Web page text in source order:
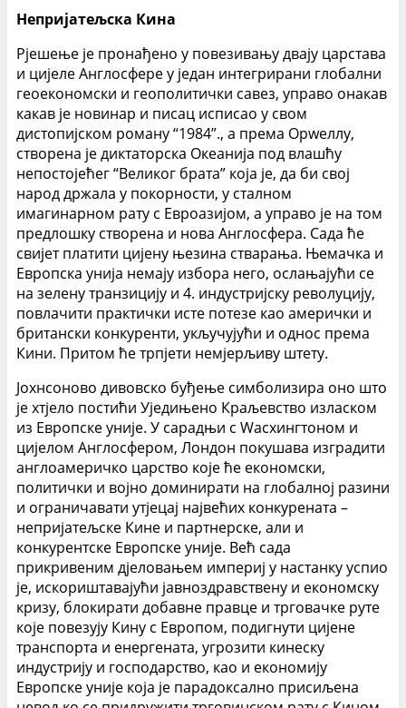
Непријатељска Кина
Рјешење је пронађено у повезивању двају царстава
и цијеле Англосфере у један интегрирани глобални
геоекономски и геополитички савез, управо онакав
какав је новинар и писац исписао у свом
дистопијском роману “1984”., а према Орwеллу,
створена је диктаторска Океанија под влашћу
непостојећег “Великог брата” која је, да би свој
народ држала у покорности, у сталном
имагинарном рату с Евроазијом, а управо је на том
предлошку створена и нова Англосфера. Сада ће
свијет платити цијену њезина стварања. Њемачка и
Европска унија немају избора него, ослањајући се
на зелену транзицију и 4. индустријску револуцију,
повлачити практички исте потезе као амерички и
британски конкуренти, укључујући и однос према
Кини. Притом ће трпјети немјерљиву штету.
Јохнсоново дивовско буђење симболизира оно што
је хтјело постићи Уједињено Краљевство изласком
из Европске уније. У сарадњи с Wасхингтоном и
цијелом Англосфером, Лондон покушава изградити
англоамеричко царство које ће економски,
политички и војно доминирати на глобалној разини
и ограничавати утјецај највећих конкурената –
непријатељске Кине и партнерске, али и
конкурентске Европске уније. Већ сада
прикривеним дјеловањем империј у настанку успио
је, искориштавајући јавноздравствену и економску
кризу, блокирати добавне правце и трговачке руте
које повезују Кину с Европом, подигнути цијене
транспорта и енергената, угрозити кинеску
индустрију и господарство, као и економију
Европске уније која је парадоксално присиљена